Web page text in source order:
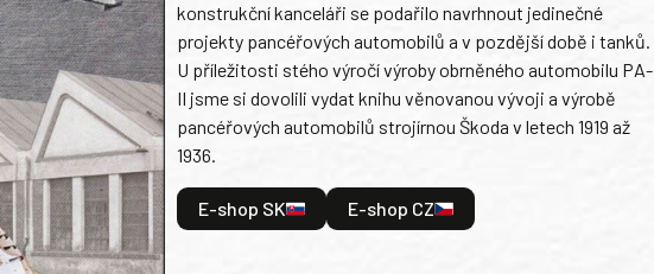
konstrukční kanceláři se podařilo navrhnout jedinečné
projekty pancéřových automobilů a v pozdější době i tanků.
U příležitosti stého výročí výroby obrněného automobilu PA-
II jsme si dovolili vydat knihu věnovanou vývoji a výrobě
pancéřových automobilů strojírnou Škoda v letech 1919 až
1936.
E-shop SK E-shop CZ